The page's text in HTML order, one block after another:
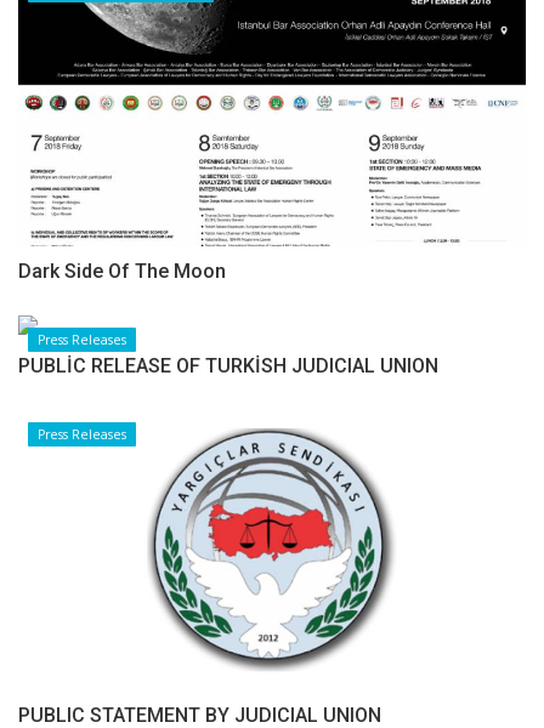
Dark Side Of The Moon
Press Releases
PUBLİC RELEASE OF TURKİSH JUDICIAL UNION
Press Releases
PUBLIC STATEMENT BY JUDICIAL UNION